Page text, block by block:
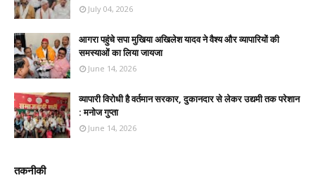
July 04, 2026
आगरा पहुंचे सपा मुखिया अखिलेश यादव ने वैश्य और व्यापारियों की
समस्याओं का लिया जायजा
June 14, 2026
व्यापारी विरोधी है वर्तमान सरकार, दुकानदार से लेकर उद्यमी तक परेशान
: मनोज गुप्ता
June 14, 2026
तकनीकी